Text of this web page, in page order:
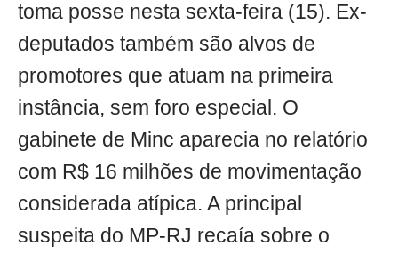
toma posse nesta sexta-feira (15). Ex-
deputados também são alvos de
promotores que atuam na primeira
instância, sem foro especial. O
gabinete de Minc aparecia no relatório
com R$ 16 milhões de movimentação
considerada atípica. A principal
suspeita do MP-RJ recaía sobre o